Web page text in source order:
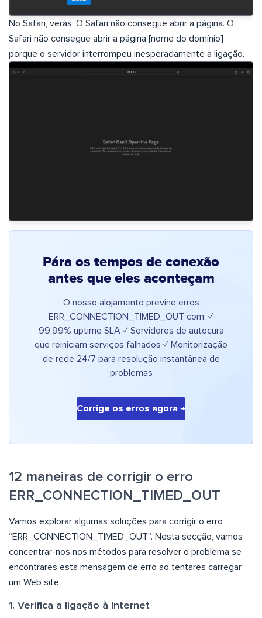
No Safari, verás: O Safari não consegue abrir a página. O
Safari não consegue abrir a página [nome do domínio]
porque o servidor interrompeu inesperadamente a ligação.
Pára os tempos de conexão
antes que eles aconteçam
O nosso alojamento previne erros
ERR_CONNECTION_TIMED_OUT com: ✓
99.99% uptime SLA ✓ Servidores de autocura
que reiniciam serviços falhados ✓ Monitorização
de rede 24/7 para resolução instantânea de
problemas
Corrige os erros agora →
12 maneiras de corrigir o erro
ERR_CONNECTION_TIMED_OUT
Vamos explorar algumas soluções para corrigir o erro
“ERR_CONNECTION_TIMED_OUT”. Nesta secção, vamos
concentrar-nos nos métodos para resolver o problema se
encontrares esta mensagem de erro ao tentares carregar
um Web site.
1. Verifica a ligação à Internet